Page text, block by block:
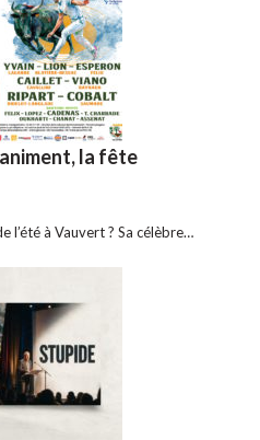
la fête
l’été à Vauvert ? Sa célèbre…